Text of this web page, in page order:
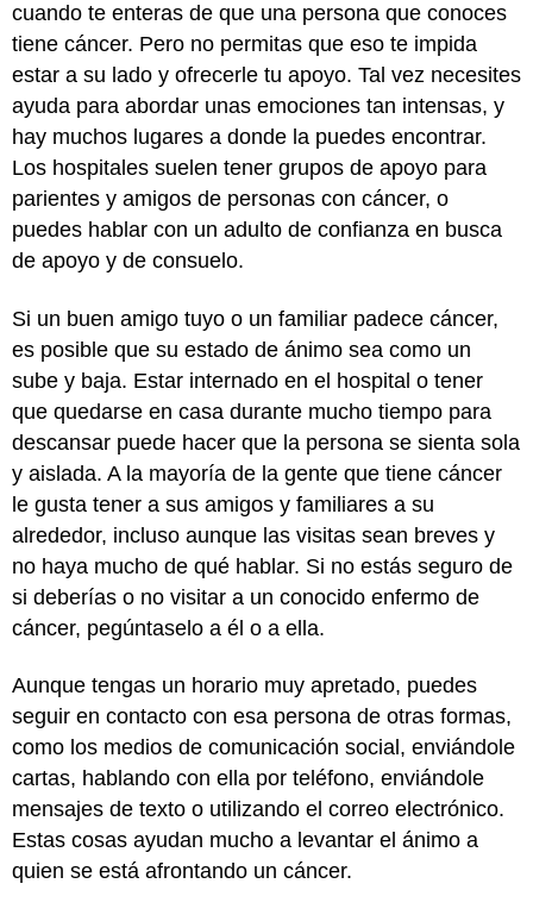
cuando te enteras de que una persona que conoces
tiene cáncer. Pero no permitas que eso te impida
estar a su lado y ofrecerle tu apoyo. Tal vez necesites
ayuda para abordar unas emociones tan intensas, y
hay muchos lugares a donde la puedes encontrar.
Los hospitales suelen tener grupos de apoyo para
parientes y amigos de personas con cáncer, o
puedes hablar con un adulto de confianza en busca
de apoyo y de consuelo.
Si un buen amigo tuyo o un familiar padece cáncer,
es posible que su estado de ánimo sea como un
sube y baja. Estar internado en el hospital o tener
que quedarse en casa durante mucho tiempo para
descansar puede hacer que la persona se sienta sola
y aislada. A la mayoría de la gente que tiene cáncer
le gusta tener a sus amigos y familiares a su
alrededor, incluso aunque las visitas sean breves y
no haya mucho de qué hablar. Si no estás seguro de
si deberías o no visitar a un conocido enfermo de
cáncer, pegúntaselo a él o a ella.
Aunque tengas un horario muy apretado, puedes
seguir en contacto con esa persona de otras formas,
como los medios de comunicación social, enviándole
cartas, hablando con ella por teléfono, enviándole
mensajes de texto o utilizando el correo electrónico.
Estas cosas ayudan mucho a levantar el ánimo a
quien se está afrontando un cáncer.